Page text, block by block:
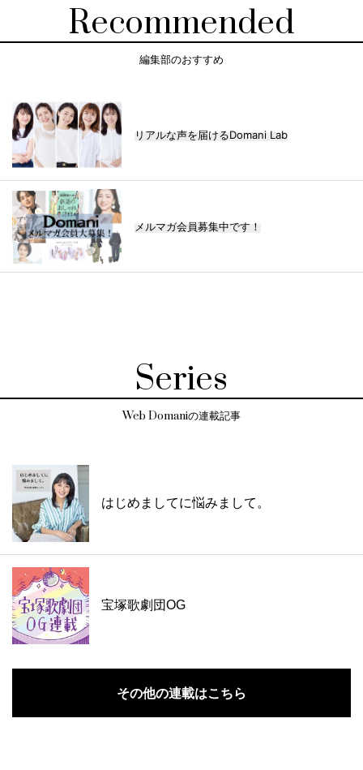
Recommended
編集部のおすすめ
リアルな声を届けるDomani Lab
メルマガ会員募集中です！
Series
Web Domaniの連載記事
はじめましてに悩みまして。
宝塚歌劇団OG
その他の連載はこちら